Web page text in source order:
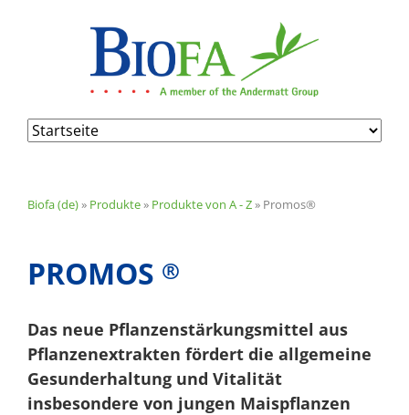
Navigation
überspringen
Biofa (de)» Produkte» Produkte von A - Z» Promos®
PROMOS ®
Das neue Pflanzenstärkungsmittel aus
Pflanzenextrakten fördert die allgemeine
Gesunderhaltung und Vitalität
insbesondere von jungen Maispflanzen